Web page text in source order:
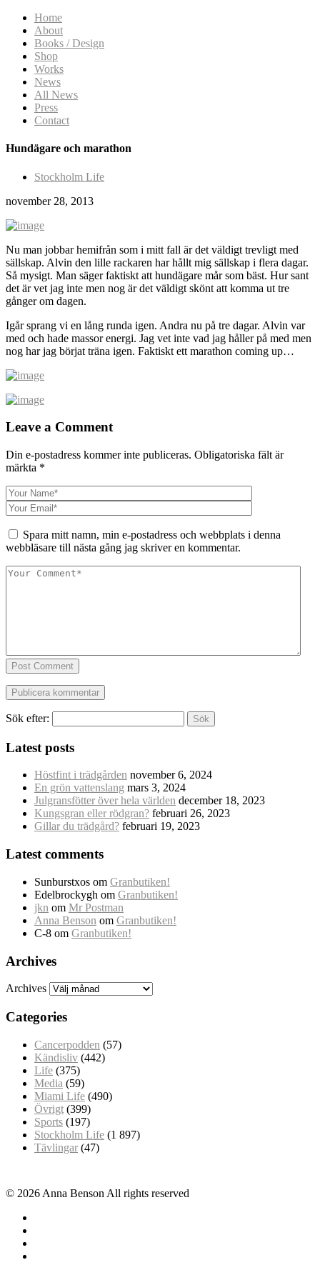
Home
About
Books / Design
Shop
Works
News
All News
Press
Contact
Hundägare och marathon
Stockholm Life
november 28, 2013
Nu man jobbar hemifrån som i mitt fall är det väldigt trevligt med
sällskap. Alvin den lille rackaren har hållt mig sällskap i flera dagar.
Så mysigt. Man säger faktiskt att hundägare mår som bäst. Hur sant
det är vet jag inte men nog är det väldigt skönt att komma ut tre
gånger om dagen.
Igår sprang vi en lång runda igen. Andra nu på tre dagar. Alvin var
med och hade massor energi. Jag vet inte vad jag håller på med men
nog har jag börjat träna igen. Faktiskt ett marathon coming up…
Leave a Comment
Din e-postadress kommer inte publiceras. Obligatoriska fält är
märkta *
Spara mitt namn, min e-postadress och webbplats i denna
webbläsare till nästa gång jag skriver en kommentar.
Post Comment
Sök efter:
Latest posts
Höstfint i trädgården november 6, 2024
En grön vattenslang mars 3, 2024
Julgransfötter över hela världen december 18, 2023
Kungsgran eller rödgran? februari 26, 2023
Gillar du trädgård? februari 19, 2023
Latest comments
Sunburstxos om Granbutiken!
Edelbrockygh om Granbutiken!
jkn om Mr Postman
Anna Benson om Granbutiken!
C-8 om Granbutiken!
Archives
Archives
Categories
Cancerpodden (57)
Kändisliv (442)
Life (375)
Media (59)
Miami Life (490)
Övrigt (399)
Sports (197)
Stockholm Life (1 897)
Tävlingar (47)
© 2026 Anna Benson All rights reserved